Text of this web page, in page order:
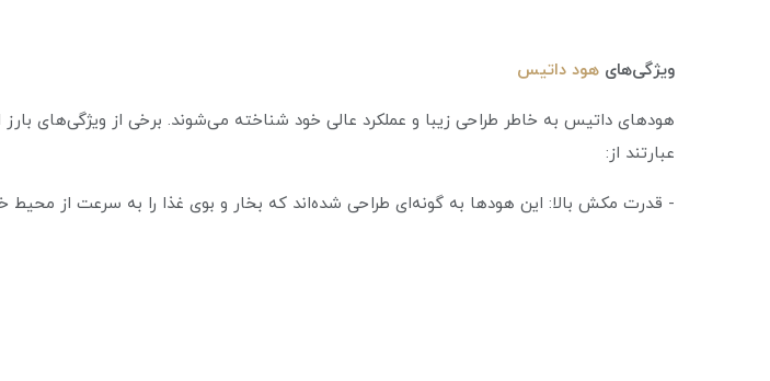
ویژگی‌های هود داتیس
هودهای داتیس به خاطر طراحی زیبا و عملکرد عالی خود شناخته می‌شوند. برخی از ویژگی‌های
عبارتند از:
- قدرت مکش بالا: این هودها به گونه‌ای طراحی شده‌اند که بخار و بوی غذا را به سرعت از محیط